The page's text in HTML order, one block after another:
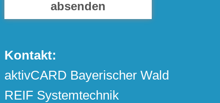
absenden
Kontakt:
aktivCARD Bayerischer Wald
REIF Systemtechnik